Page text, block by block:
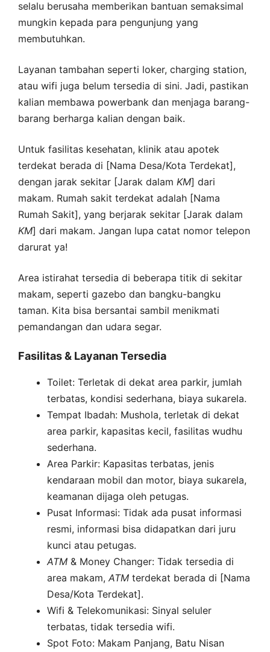
selalu berusaha memberikan bantuan semaksimal
mungkin kepada para pengunjung yang
membutuhkan.
Layanan tambahan seperti loker, charging station,
atau wifi juga belum tersedia di sini. Jadi, pastikan
kalian membawa powerbank dan menjaga barang-
barang berharga kalian dengan baik.
Untuk fasilitas kesehatan, klinik atau apotek
terdekat berada di [Nama Desa/Kota Terdekat],
dengan jarak sekitar [Jarak dalam KM] dari
makam. Rumah sakit terdekat adalah [Nama
Rumah Sakit], yang berjarak sekitar [Jarak dalam
KM] dari makam. Jangan lupa catat nomor telepon
darurat ya!
Area istirahat tersedia di beberapa titik di sekitar
makam, seperti gazebo dan bangku-bangku
taman. Kita bisa bersantai sambil menikmati
pemandangan dan udara segar.
Fasilitas & Layanan Tersedia
Toilet: Terletak di dekat area parkir, jumlah
terbatas, kondisi sederhana, biaya sukarela.
Tempat Ibadah: Mushola, terletak di dekat
area parkir, kapasitas kecil, fasilitas wudhu
sederhana.
Area Parkir: Kapasitas terbatas, jenis
kendaraan mobil dan motor, biaya sukarela,
keamanan dijaga oleh petugas.
Pusat Informasi: Tidak ada pusat informasi
resmi, informasi bisa didapatkan dari juru
kunci atau petugas.
ATM & Money Changer: Tidak tersedia di
area makam, ATM terdekat berada di [Nama
Desa/Kota Terdekat].
Wifi & Telekomunikasi: Sinyal seluler
terbatas, tidak tersedia wifi.
Spot Foto: Makam Panjang, Batu Nisan